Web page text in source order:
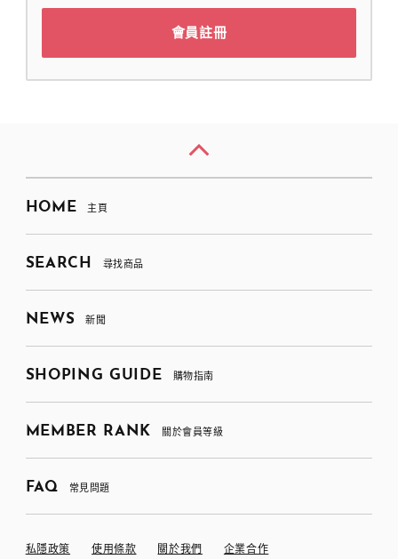
會員註冊
HOME 主頁
SEARCH 尋找商品
NEWS 新聞
SHOPING GUIDE 購物指南
MEMBER RANK 關於會員等級
FAQ 常見問題
私隱政策 使用條款 關於我們 企業合作